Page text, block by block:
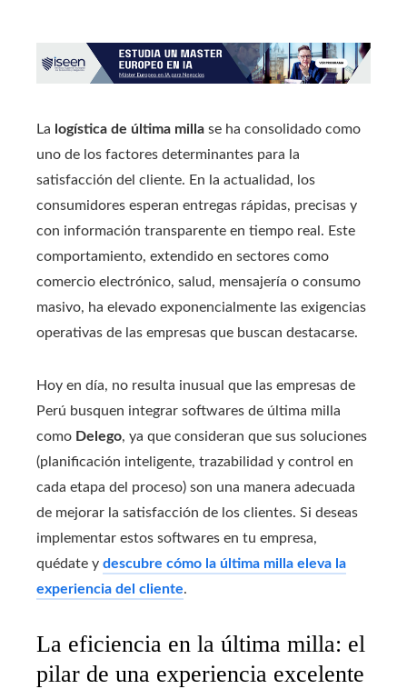
La logística de última milla se ha consolidado como
uno de los factores determinantes para la
satisfacción del cliente. En la actualidad, los
consumidores esperan entregas rápidas, precisas y
con información transparente en tiempo real. Este
comportamiento, extendido en sectores como
comercio electrónico, salud, mensajería o consumo
masivo, ha elevado exponencialmente las exigencias
operativas de las empresas que buscan destacarse.
Hoy en día, no resulta inusual que las empresas de
Perú busquen integrar softwares de última milla
como Delego, ya que consideran que sus soluciones
(planificación inteligente, trazabilidad y control en
cada etapa del proceso) son una manera adecuada
de mejorar la satisfacción de los clientes. Si deseas
implementar estos softwares en tu empresa,
quédate y descubre cómo la última milla eleva la
experiencia del cliente.
La eficiencia en la última milla: el
pilar de una experiencia excelente